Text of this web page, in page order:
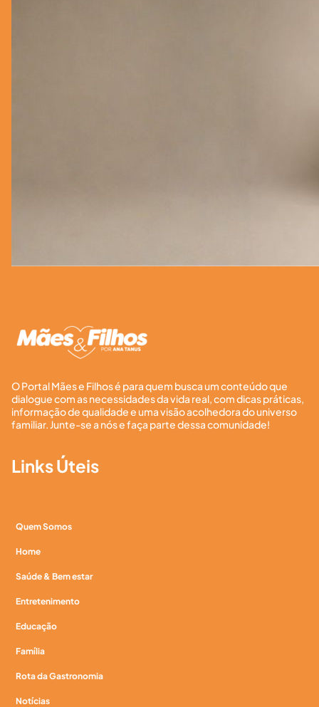
O Portal Mães e Filhos é para quem busca um conteúdo que
dialogue com as necessidades da vida real, com dicas práticas,
informação de qualidade e uma visão acolhedora do universo
familiar. Junte-se a nós e faça parte dessa comunidade!
Links Úteis
Quem Somos
Home
Saúde & Bem estar
Entretenimento
Educação
Família
Rota da Gastronomia
Notícias